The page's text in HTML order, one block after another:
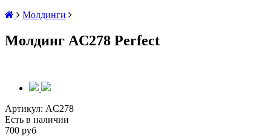
Молдинги
Молдинг AC278 Perfect
Артикул: AC278
Есть в наличии
700 руб